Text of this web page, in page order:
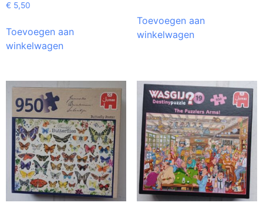
€ 5,50
Toevoegen aan
winkelwagen
Toevoegen aan
winkelwagen